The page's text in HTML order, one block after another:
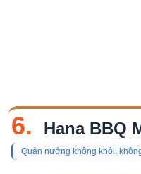
6. Hana BBQ
Quán nướng không khói,